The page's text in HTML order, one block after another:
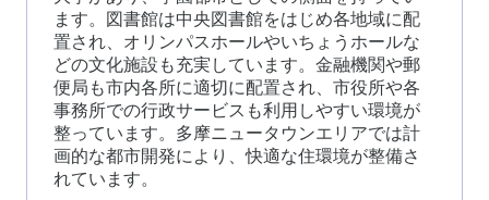
ます。図書館は中央図書館をはじめ各地域に配
置され、オリンパスホールやいちょうホールな
どの文化施設も充実しています。金融機関や郵
便局も市内各所に適切に配置され、市役所や各
事務所での行政サービスも利用しやすい環境が
整っています。多摩ニュータウンエリアでは計
画的な都市開発により、快適な住環境が整備さ
れています。